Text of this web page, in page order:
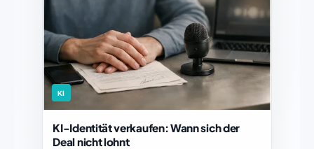
KI
KI-Identität verkaufen: Wann sich der
Deal nicht lohnt